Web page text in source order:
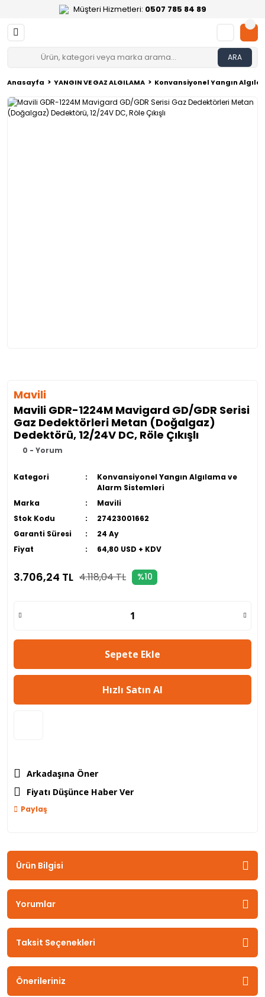
Müşteri Hizmetleri: 0507 785 84 89
ARA
Anasayfa YANGIN VE GAZ ALGILAMA Konvansiyonel Yangın
Mavili
Mavili GDR-1224M Mavigard GD/GDR Serisi
Gaz Dedektörleri Metan (Doğalgaz)
Dedektörü, 12/24V DC, Röle Çıkışlı
0 - Yorum
Kategori
Konvansiyonel Yangın Algılama ve
Alarm Sistemleri
Marka
Mavili
Stok Kodu
27423001662
Garanti Süresi
24 Ay
Fiyat
64,80 USD + KDV
3.706,24 TL 4.118,04 TL %10
Sepete Ekle
Hızlı Satın Al
Arkadaşına Öner
Fiyatı Düşünce Haber Ver
Paylaş
Ürün Bilgisi
Yorumlar
Taksit Seçenekleri
Önerileriniz